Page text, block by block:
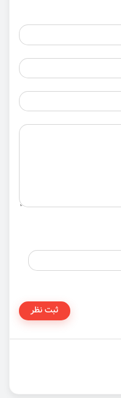
ثبت نظر